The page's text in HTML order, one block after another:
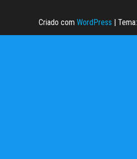
Criado com WordPress Tema: